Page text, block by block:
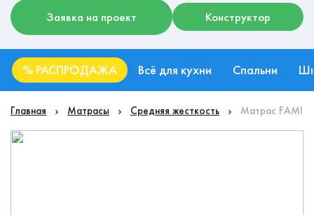
Заявка на проект Конструктор
% РАСПРОДАЖА Всё для кухни Спальни
Главная Матрасы Средняя жесткость Матрас